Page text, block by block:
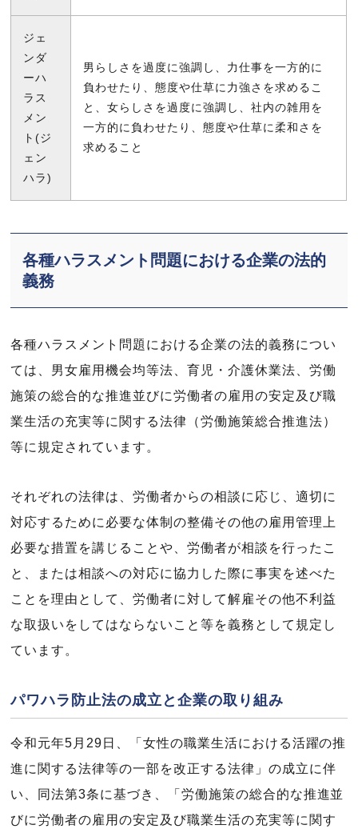
ジェ
ンダ
ーハ
ラス
メン
ト(ジ
ェン
ハラ)
男らしさを過度に強調し、力仕事を一方的に
負わせたり、態度や仕草に力強さを求めるこ
と、女らしさを過度に強調し、社内の雑用を
一方的に負わせたり、態度や仕草に柔和さを
求めること
各種ハラスメント問題における企業の法的
義務
各種ハラスメント問題における企業の法的義務につい
ては、男女雇用機会均等法、育児・介護休業法、労働
施策の総合的な推進並びに労働者の雇用の安定及び職
業生活の充実等に関する法律（労働施策総合推進法）
等に規定されています。
それぞれの法律は、労働者からの相談に応じ、適切に
対応するために必要な体制の整備その他の雇用管理上
必要な措置を講じることや、労働者が相談を行ったこ
と、または相談への対応に協力した際に事実を述べた
ことを理由として、労働者に対して解雇その他不利益
な取扱いをしてはならないこと等を義務として規定し
ています。
パワハラ防止法の成立と企業の取り組み
令和元年5月29日、「女性の職業生活における活躍の推
進に関する法律等の一部を改正する法律」の成立に伴
い、同法第3条に基づき、「労働施策の総合的な推進並
びに労働者の雇用の安定及び職業生活の充実等に関す